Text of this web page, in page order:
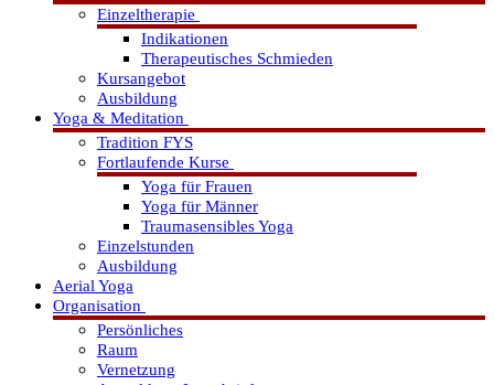
Einzeltherapie
Indikationen
Therapeutisches Schmieden
Kursangebot
Ausbildung
Yoga & Meditation
Tradition FYS
Fortlaufende Kurse
Yoga für Frauen
Yoga für Männer
Traumasensibles Yoga
Einzelstunden
Ausbildung
Aerial Yoga
Organisation
Persönliches
Raum
Vernetzung